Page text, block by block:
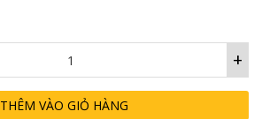
+
THÊM VÀO GIỎ HÀNG